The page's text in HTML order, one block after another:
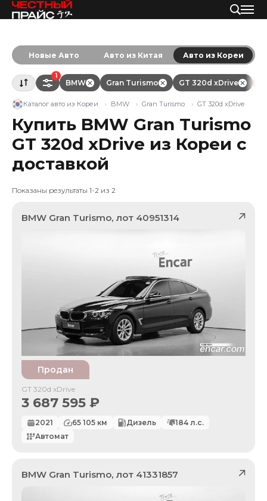
Новые Авто Авто из Китая Авто из Кореи
1
BMW Gran Turismo GT 320d xDrive
Каталог авто из Кореи BMW Gran Turismo GT 320d xDrive
Купить BMW Gran Turismo
GT 320d xDrive из Кореи с
доставкой
Показаны результаты 1-2 из 2
BMW Gran Turismo, лот 40951314
Продан
GT 320d xDrive
3 687 595 ₽
2021 65 105 км Дизель 184 л.с.
Автомат
BMW Gran Turismo, лот 41331857